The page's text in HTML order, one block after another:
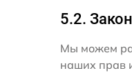
5.2.
Мы можем
наших прав